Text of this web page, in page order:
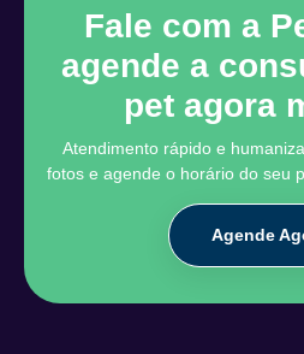
Fale com a
agende a
pet agora
Atendimento rápido e
fotos e agende o horário do seu
Agende